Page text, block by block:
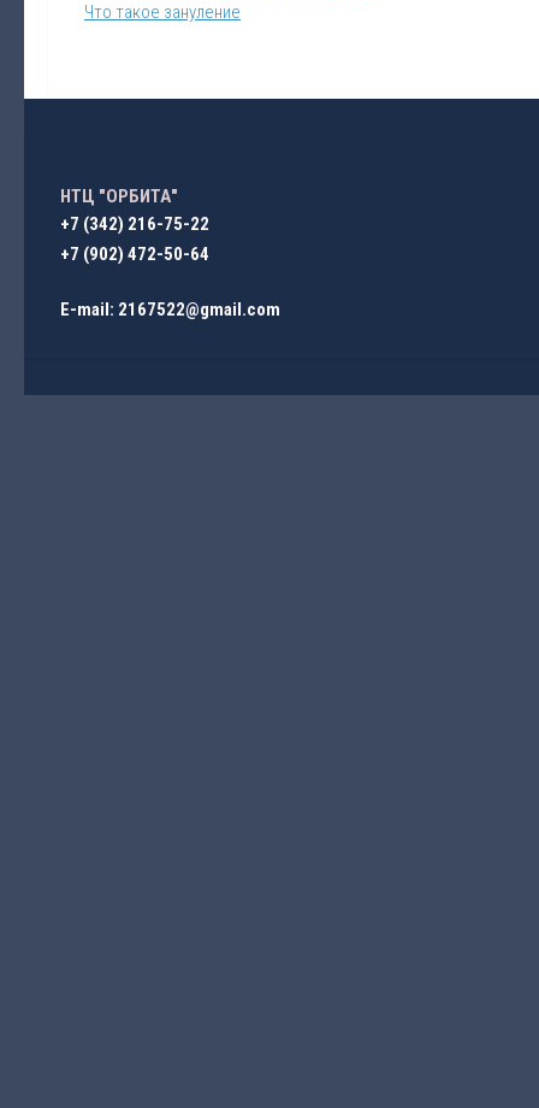
Что такое зануление
НТЦ "ОРБИТА"
+7 (342) 216-75-22
+7 (902) 472-50-64
E-mail: 2167522@gmail.com